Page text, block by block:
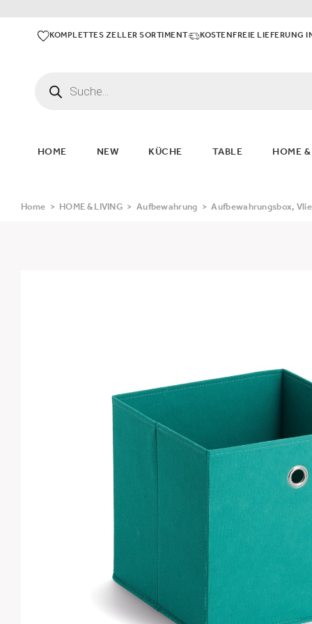
KOMPLETTES ZELLER SORTIMENT KOSTENFREIE LIEFERUNG
HOME NEW KÜCHE TABLE HOME
Home > HOME & LIVING > Aufbewahrung > Aufbewahrungsbox,